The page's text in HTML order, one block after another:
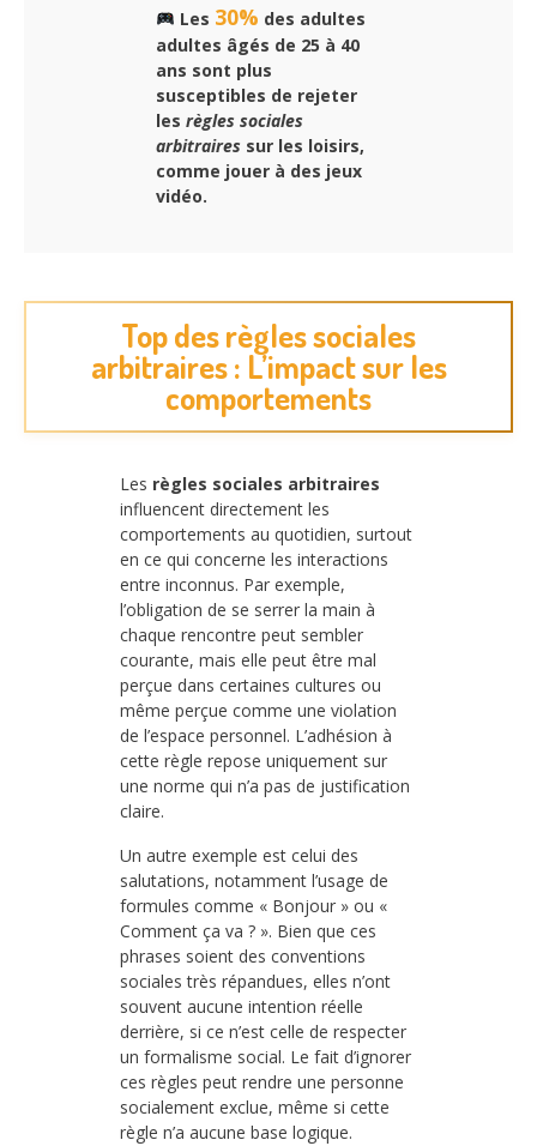
Les 30% des adultes
adultes âgés de 25 à 40
ans sont plus
susceptibles de rejeter
les règles sociales
arbitraires sur les loisirs,
comme jouer à des jeux
vidéo.
Top des règles sociales
arbitraires : L’impact sur les
comportements
Les règles sociales arbitraires
influencent directement les
comportements au quotidien, surtout
en ce qui concerne les interactions
entre inconnus. Par exemple,
l’obligation de se serrer la main à
chaque rencontre peut sembler
courante, mais elle peut être mal
perçue dans certaines cultures ou
même perçue comme une violation
de l’espace personnel. L’adhésion à
cette règle repose uniquement sur
une norme qui n’a pas de justification
claire.
Un autre exemple est celui des
salutations, notamment l’usage de
formules comme « Bonjour » ou «
Comment ça va ? ». Bien que ces
phrases soient des conventions
sociales très répandues, elles n’ont
souvent aucune intention réelle
derrière, si ce n’est celle de respecter
un formalisme social. Le fait d’ignorer
ces règles peut rendre une personne
socialement exclue, même si cette
règle n’a aucune base logique.